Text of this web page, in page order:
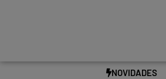
NOVIDADES